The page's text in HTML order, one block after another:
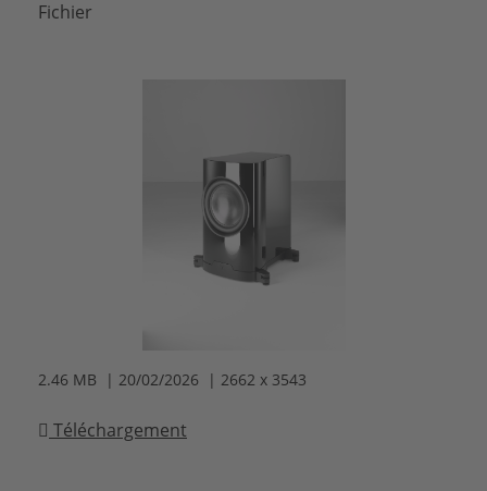
Fichier
2.46 MB | 20/02/2026 | 2662 x 3543
Téléchargement